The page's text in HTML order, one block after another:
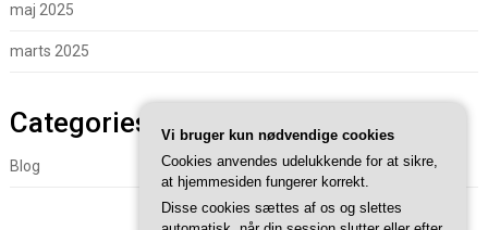
maj 2025
marts 2025
Categories
Blog
Vi bruger kun nødvendige cookies
Cookies anvendes udelukkende for at sikre,
at hjemmesiden fungerer korrekt.
Disse cookies sættes af os og slettes